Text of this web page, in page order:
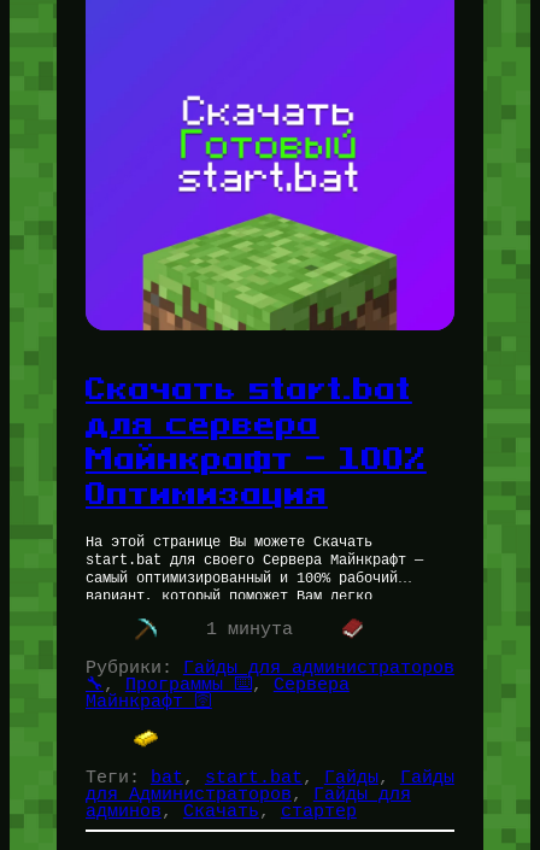
Скачать start.bat
для сервера
Майнкрафт — 100%
Оптимизация
На этой странице Вы можете Скачать
start.bat для своего Сервера Майнкрафт —
самый оптимизированный и 100% рабочий
вариант, который поможет Вам легко
запустить свой сервер Майнкрафт. Ресурс
выложен Администратором Петром…
1 минута
Рубрики: Гайды для администраторов
🔧 , Программы ⌨️, Сервера
Майнкрафт 🛜
Теги: bat, start.bat, Гайды, Гайды
для Администраторов, Гайды для
админов, Скачать, стартер